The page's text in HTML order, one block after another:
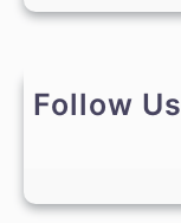
Follow Us